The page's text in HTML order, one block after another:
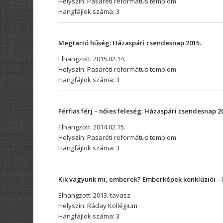
Hangfájlok száma: 3
Megtartó hűség: Házaspári csendesnap 2015.
Elhangzott: 2015.02.14.
Helyszín: Pasaréti református templom
Hangfájlok száma: 3
Férfias férj – nőies feleség: Házaspári csendesnap
Elhangzott: 2014.02.15.
Helyszín: Pasaréti református templom
Hangfájlok száma: 3
Kik vagyunk mi, emberek? Emberképek konklúziói –
Elhangzott: 2013. tavasz
Helyszín: Ráday Kollégium
Hangfájlok száma: 3